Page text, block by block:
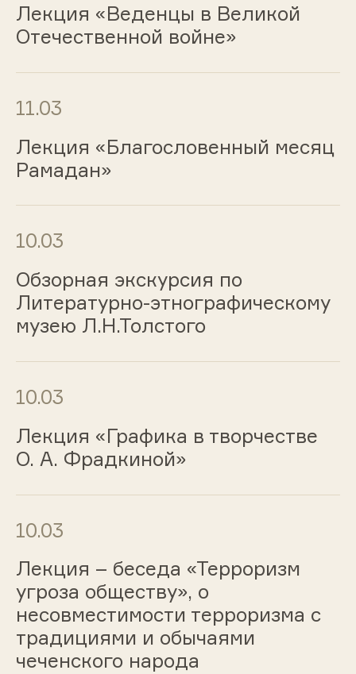
Лекция «Веденцы в Великой
Отечественной войне»
11.03
Лекция «Благословенный месяц
Рамадан»
10.03
Обзорная экскурсия по
Литературно-этнографическому
музею Л.Н.Толстого
10.03
Лекция «Графика в творчестве
О. А. Фрадкиной»
10.03
Лекция – беседа «Терроризм
угроза обществу», о
несовместимости терроризма с
традициями и обычаями
чеченского народа